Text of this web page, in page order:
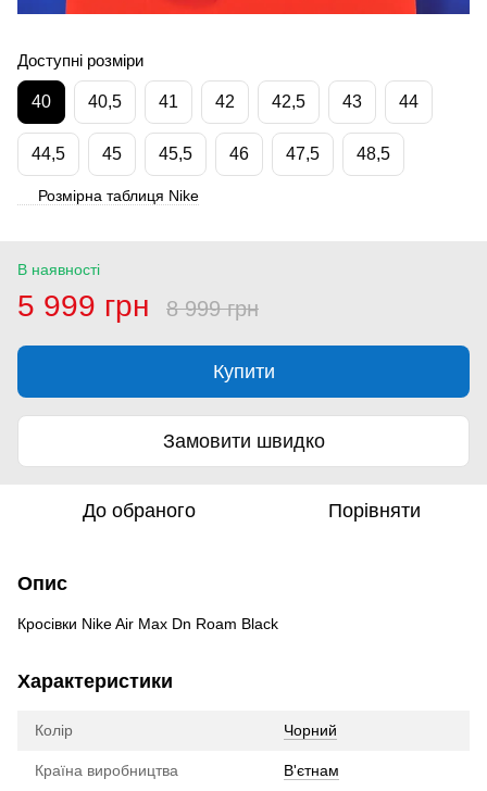
Доступні розміри
40 40,5 41 42 42,5 43 44
44,5 45 45,5 46 47,5 48,5
Розмірна таблиця Nike
В наявності
5 999 грн 8 999 грн
Купити
Замовити швидко
До обраного Порівняти
Опис
Кросівки Nike Air Max Dn Roam Black
Характеристики
Колір Чорний
Країна виробництва В'єтнам